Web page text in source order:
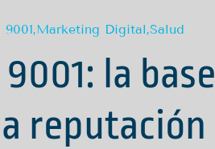
9001,Marketing Digital,Salud
9001: la base
reputación